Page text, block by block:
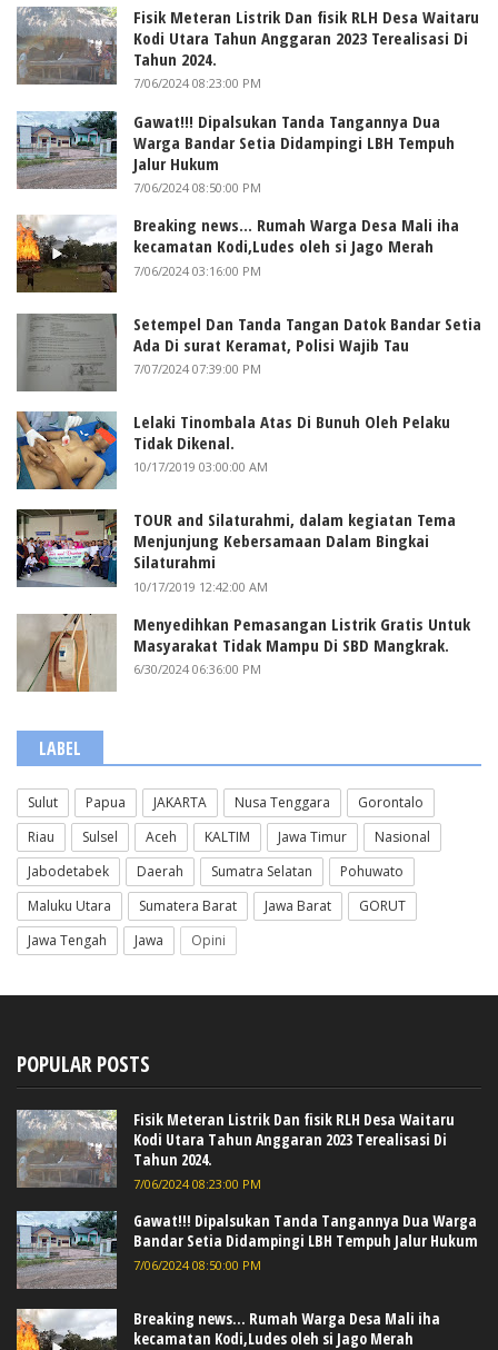
Fisik Meteran Listrik Dan fisik RLH Desa Waitaru
Kodi Utara Tahun Anggaran 2023 Terealisasi Di
Tahun 2024.
7/06/2024 08:23:00 PM
Gawat!!! Dipalsukan Tanda Tangannya Dua
Warga Bandar Setia Didampingi LBH Tempuh
Jalur Hukum
7/06/2024 08:50:00 PM
Breaking news... Rumah Warga Desa Mali iha
kecamatan Kodi,Ludes oleh si Jago Merah
7/06/2024 03:16:00 PM
Setempel Dan Tanda Tangan Datok Bandar Setia
Ada Di surat Keramat, Polisi Wajib Tau
7/07/2024 07:39:00 PM
Lelaki Tinombala Atas Di Bunuh Oleh Pelaku
Tidak Dikenal.
10/17/2019 03:00:00 AM
TOUR and Silaturahmi, dalam kegiatan Tema
Menjunjung Kebersamaan Dalam Bingkai
Silaturahmi
10/17/2019 12:42:00 AM
Menyedihkan Pemasangan Listrik Gratis Untuk
Masyarakat Tidak Mampu Di SBD Mangkrak.
6/30/2024 06:36:00 PM
LABEL
Sulut Papua JAKARTA Nusa Tenggara
Gorontalo
Riau
Sulsel Aceh KALTIM Jawa Timur
Nasional
Jabodetabek
Daerah Sumatra Selatan
Pohuwato
Maluku Utara
Sumatera Barat Jawa Barat
GORUT
Jawa Tengah
Jawa Opini
POPULAR POSTS
Fisik Meteran Listrik Dan fisik RLH Desa Waitaru
Kodi Utara Tahun Anggaran 2023 Terealisasi Di
Tahun 2024.
7/06/2024 08:23:00 PM
Gawat!!! Dipalsukan Tanda Tangannya Dua Warga
Bandar Setia Didampingi LBH Tempuh Jalur Hukum
7/06/2024 08:50:00 PM
Breaking news... Rumah Warga Desa Mali iha
kecamatan Kodi,Ludes oleh si Jago Merah